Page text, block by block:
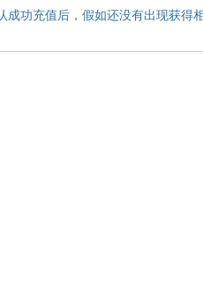
成功充值后，假如还没有出现获